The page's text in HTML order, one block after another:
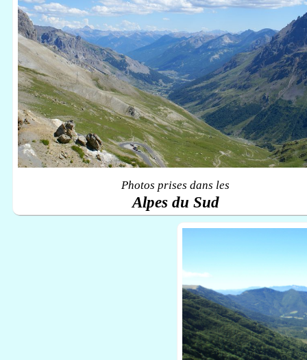
Photos prises dans les
Alpes du Sud